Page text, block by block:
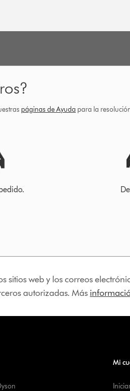
páginas de Ayuda para la
sitios web y los correos
autorizadas. Más
Mi